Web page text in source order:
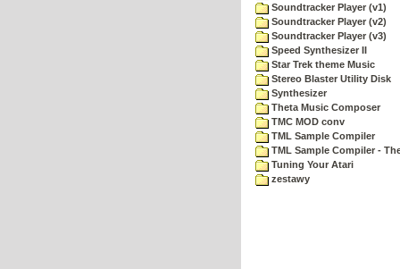
Soundtracker Player (v1)
Soundtracker Player (v2)
Soundtracker Player (v3)
Speed Synthesizer II
Star Trek theme Music
Stereo Blaster Utility Disk
Synthesizer
Theta Music Composer
TMC MOD conv
TML Sample Compiler
TML Sample Compiler -
Tuning Your Atari
zestawy